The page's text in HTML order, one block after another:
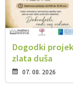
Dogodki
zlata duša
07. 08. 2026